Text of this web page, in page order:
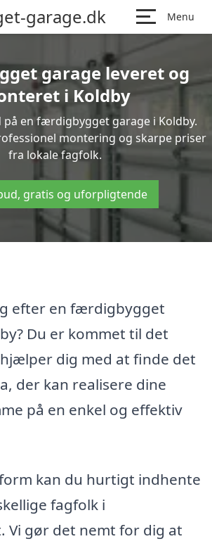
garage.dk Menu
garage leveret og
i Koldby
på en færdigbygget garage i Koldby.
montering og skarpe priser
fra lokale fagfolk.
gratis og uforpligtende
efter en færdigbygget
Du er kommet til det
dig med at finde det
der kan realisere dine
på en enkel og effektiv
kan du hurtigt indhente
fagfolk i
Vi gør det nemt for dig at